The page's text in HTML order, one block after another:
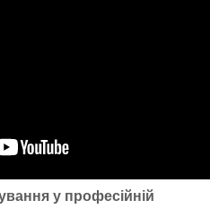
у професійній